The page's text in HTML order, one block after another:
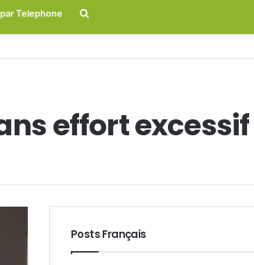
Telephone
effort excessif
Posts Français